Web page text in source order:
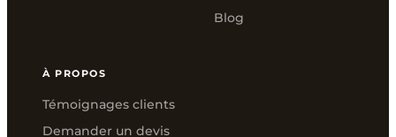
Blog
À PROPOS
Témoignages clients
Demander un devis